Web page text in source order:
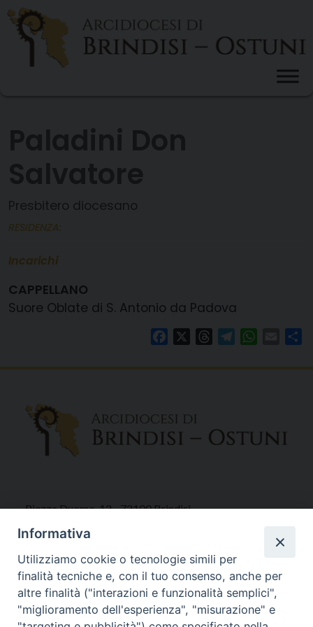
Skip
content
Presbitero diocesano
RESIDENZA:
Incarichi
CAPPELLANO
Suore Oblate di S. Antonio da Padova
FacebookThreadsTelegram Email
Piazza Duomo, 12 - 72100 Brindisi
Tel 0831.521958
Fax 0831.528315
Orari Curia
Informativa
Utilizziamo cookie o tecnologie simili per
finalità tecniche e, con il tuo consenso, anche per
altre finalità ("interazioni e funzionalità semplici",
"miglioramento dell'esperienza", "misurazione" e